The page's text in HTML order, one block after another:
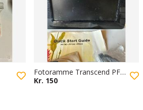
Fotoramme Transcend PF830
Kr. 150